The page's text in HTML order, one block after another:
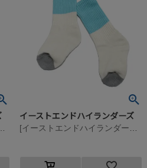
イーストエンドハイランダーズ